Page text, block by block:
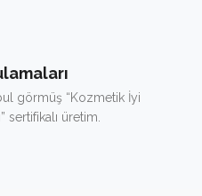
görmüş “Kozmetik İyi
sertifikalı üretim.